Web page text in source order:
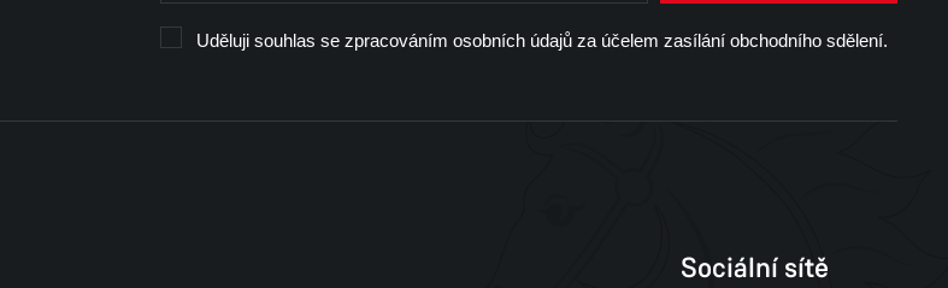
Uděluji souhlas se zpracováním osobních údajů za účelem zasílání obchodního sdělení.
Sociální sítě